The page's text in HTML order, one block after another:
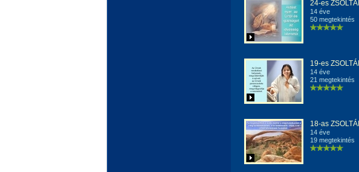
24-es
14 éve
50 megtekintés
19-es
14 éve
21 megtekintés
18-as
14 éve
19 megtekintés